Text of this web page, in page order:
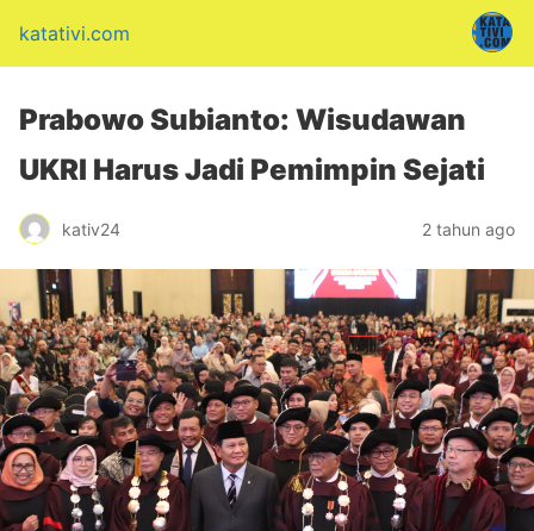
katativi.com
Prabowo Subianto: Wisudawan
UKRI Harus Jadi Pemimpin Sejati
kativ24 2 tahun ago